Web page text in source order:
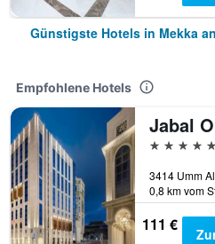
Günstigste Hotels in Mekka
Empfohlene Hotels
5 Sterne
0,8 km vom
111 €